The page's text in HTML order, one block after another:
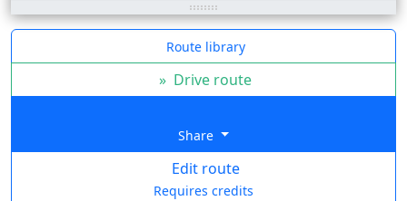
Route library
» Drive route
Share
Edit route
Requires credits